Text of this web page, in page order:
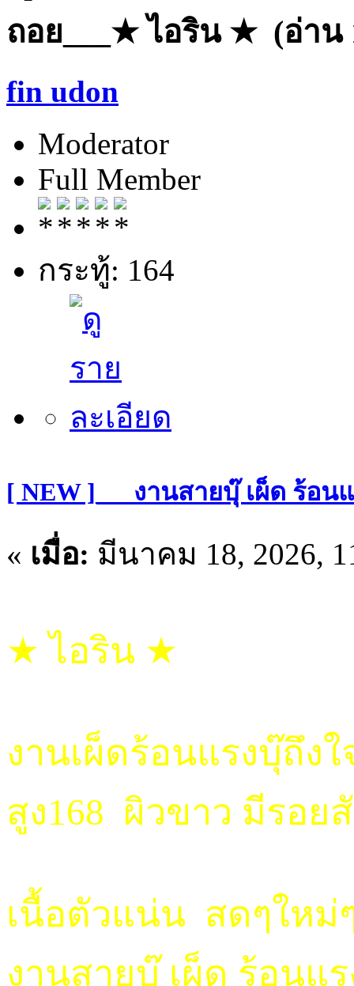
ถอย___★ ไอริน ★ (อ่าน
fin udon
Moderator
Full Member
กระทู้: 164
[ NEW ]___งานสายบุ๊ เผ็ด ร้อ
« เมื่อ: มีนาคม 18, 2026,
★ ไอริน ★
งานเผ็ดร้อนแรงบุ๊ถึงใ
สูง168 ผิวขาว มีรอย
เนื้อตัวแน่น สดๆใหม่
งานสายบุ๊ เผ็ด ร้อนแ